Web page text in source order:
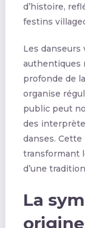
d’histoire,
festins
Les danseurs
authentiques
profonde de
organise
public peut
des
danses.
transformant
d’une
La